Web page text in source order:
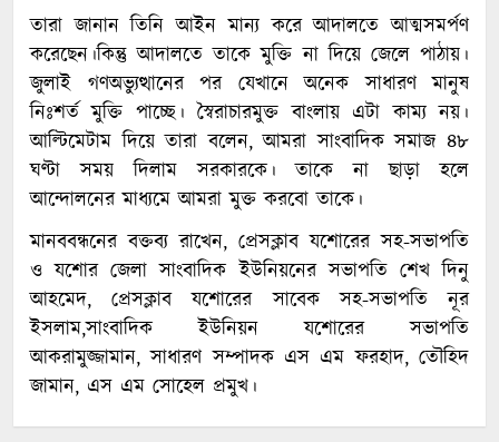
তারা জানান তিনি আইন মান্য করে আদালতে আত্মসমর্পণ
করেছেন।কিন্তু আদালতে তাকে মুক্তি না দিয়ে জেলে পাঠায়।
জুলাই গণঅভ্যুত্থানের পর যেখানে অনেক সাধারণ মানুষ
নিঃশর্ত মুক্তি পাচ্ছে। স্বৈরাচারমুক্ত বাংলায় এটা কাম্য নয়।
আল্টিমেটাম দিয়ে তারা বলেন, আমরা সাংবাদিক সমাজ ৪৮
ঘণ্টা সময় দিলাম সরকারকে। তাকে না ছাড়া হলে
আন্দোলনের মাধ্যমে আমরা মুক্ত করবো তাকে।
মানববন্ধনের বক্তব্য রাখেন, প্রেসক্লাব যশোরের সহ-সভাপতি
ও যশোর জেলা সাংবাদিক ইউনিয়নের সভাপতি শেখ দিনু
আহমেদ, প্রেসক্লাব যশোরের সাবেক সহ-সভাপতি নূর
ইসলাম,সাংবাদিক ইউনিয়ন যশোরের সভাপতি
আকরামুজ্জামান, সাধারণ সম্পাদক এস এম ফরহাদ, তৌহিদ
জামান, এস এম সোহেল প্রমুখ।